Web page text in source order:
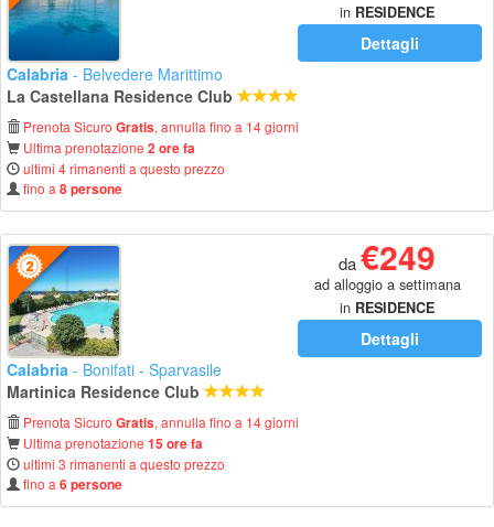
in RESIDENCE
Dettagli
Calabria - Belvedere Marittimo
La Castellana Residence Club
Prenota Sicuro Gratis, annulla fino a 14 giorni
Ultima prenotazione 2 ore fa
ultimi 4 rimanenti a questo prezzo
fino a 8 persone
da€249
ad alloggio a settimana
in RESIDENCE
Dettagli
Calabria - Bonifati - Sparvasile
Martinica Residence Club
Prenota Sicuro Gratis, annulla fino a 14 giorni
Ultima prenotazione 15 ore fa
ultimi 3 rimanenti a questo prezzo
fino a 6 persone